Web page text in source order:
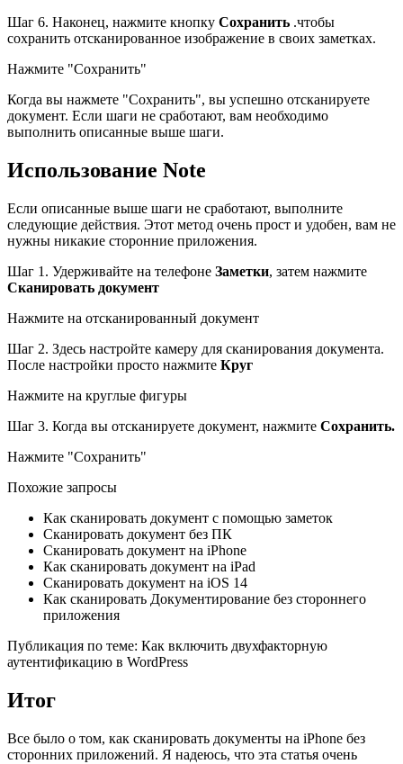
Шаг 6. Наконец, нажмите кнопку Сохранить .чтобы
сохранить отсканированное изображение в своих заметках.
Нажмите "Сохранить"
Когда вы нажмете "Сохранить", вы успешно отсканируете
документ. Если шаги не сработают, вам необходимо
выполнить описанные выше шаги.
Использование Note
Если описанные выше шаги не сработают, выполните
следующие действия. Этот метод очень прост и удобен, вам не
нужны никакие сторонние приложения.
Шаг 1. Удерживайте на телефоне Заметки, затем нажмите
Сканировать документ
Нажмите на отсканированный документ
Шаг 2. Здесь настройте камеру для сканирования документа.
После настройки просто нажмите Круг
Нажмите на круглые фигуры
Шаг 3. Когда вы отсканируете документ, нажмите Сохранить.
Нажмите "Сохранить"
Похожие запросы
Как сканировать документ с помощью заметок
Сканировать документ без ПК
Сканировать документ на iPhone
Как сканировать документ на iPad
Сканировать документ на iOS 14
Как сканировать Документирование без стороннего
приложения
Публикация по теме: Как включить двухфакторную
аутентификацию в WordPress
Итог
Все было о том, как сканировать документы на iPhone без
сторонних приложений. Я надеюсь, что эта статья очень